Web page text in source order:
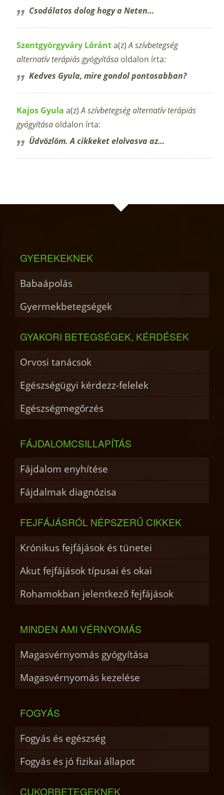
Csodálatos dolog hogy a Neten…
Szentgyörgyváry Lóránta(z)A szívbetegség
alternatív terápiás gyógyítása oldalon írta:
Kedves Gyula, mire gondol pontosabban?
Kajos Gyula a(z)A szívbetegség alternatív terápiás
gyógyítása oldalon írta:
Üdvözlöm. A cikkeket elolvasva az…
GYEREKEKNEK
Babaápolás
Gyermekbetegségek
GYAKORI BETEGSÉGEK, KÉRDÉSEK
Orvosi tanácsok
Egészségügyi kérdezz-felelek
Egészségmegőrzés
FÁJDALOMCSILLAPÍTÁS
Fájdalom enyhítése
Fájdalmak diagnózisa
FEJFÁJÁSRÓL NÉPSZERŰ CIKKEK
Krónikus fejfájások és tünetei
Akut fejfájások típusai és okai
Rohamokban jelentkező fejfájások
MINDEN AMI VÉRNYOMÁS
Magasvérnyomás gyógyítása
Magasvérnyomás kezelése
FOGYÁS
Fogyás és egészség
Fogyás és jó fizikai állapot
CUKORBETEGEKNEK